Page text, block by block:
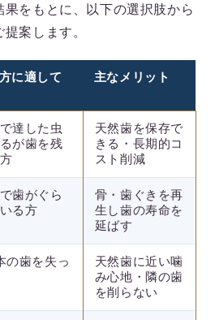
果をもとに、以下の選択肢から
案します。
に適して
主なメリット
達した虫
が歯を残
天然歯を保存で
きる・長期的コ
スト削減
歯がぐら
る方
骨・歯ぐきを再
生し歯の寿命を
延ばす
の歯を失っ
天然歯に近い噛
み心地・隣の歯
を削らない